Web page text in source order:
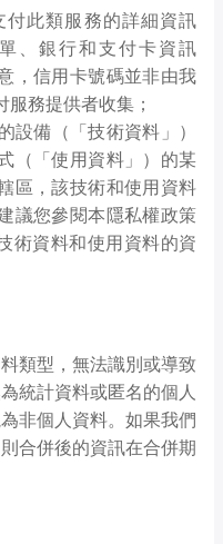
此類服務的詳細資訊
、銀行和支付卡資訊
，信用卡號碼並非由我
務提供者收集；
設備（「技術資料」）
（「使用資料」）的某
區，該技術和使用資料
議您參閱本隱私權政策
術資料和使用資料的資
類型，無法識別或導致
統計資料或匿名的個人
非個人資料。如果我們
合併後的資訊在合併期